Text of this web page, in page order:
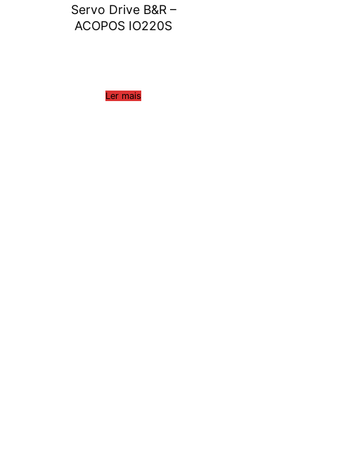
Servo Drive B&R –
ACOPOS IO220S
Ler mais